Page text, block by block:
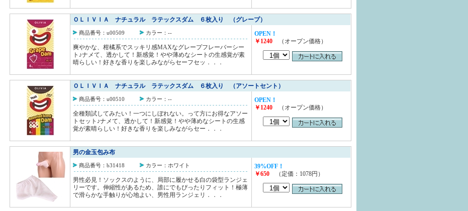
ＯＬＩＶＩＡ ナチュラル ラテックスダム ６枚入り （グレープ）
商品番号：u00509 カラー：--
爽やかな、柑橘系でスッキリ感MAXなグレープフレーバーシー
ト♪ナメて、透かして！新感覚！やや薄めなシートの生感覚が素
晴らしい！好きな香りを楽しみながらセーフセッ．．．
OPEN！
￥1240 （オープン価格）
ＯＬＩＶＩＡ ナチュラル ラテックスダム ６枚入り （アソートセント）
商品番号：u00510 カラー：--
全種類試してみたい！一つにしぼれない。って方にお得なアソー
トセット♪ナメて、透かして！新感覚！やや薄めなシートの生感
覚が素晴らしい！好きな香りを楽しみながらセー．．．
OPEN！
￥1240 （オープン価格）
男の金玉包み布
商品番号：b31418 カラー：ホワイト
男性必見！ソックスのように、局部に履かせる白の袋型ランジェ
リーです。伸縮性があるため、誰にでもぴったりフィット！極薄
で滑らかな手触りが心地よい、男性用ランジェリ．．．
39%OFF！
￥650 （定価：1078円）